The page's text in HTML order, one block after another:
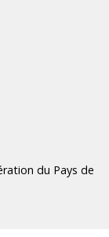
du Pays de